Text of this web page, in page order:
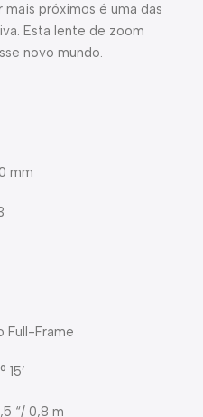
próximos é uma das
Esta lente de zoom
novo mundo.
mm
Full-Frame
15’
“/ 0,8 m